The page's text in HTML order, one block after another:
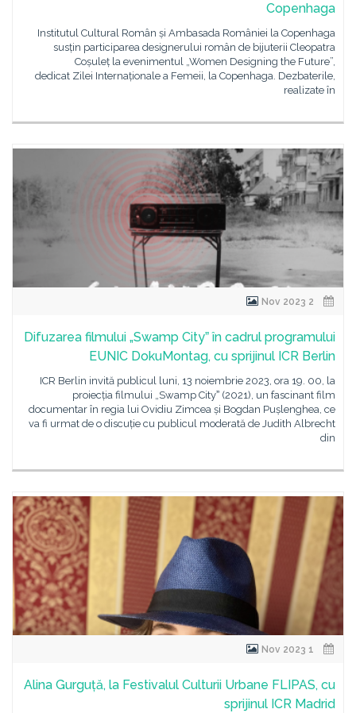
Copenhaga
Institutul Cultural Român și Ambasada României la Copenhaga
susțin participarea designerului român de bijuterii Cleopatra
Coșuleț la evenimentul „Women Designing the Future”,
dedicat Zilei Internaționale a Femeii, la Copenhaga. Dezbaterile,
realizate în
Difuzarea filmului „Swamp Cityˮ în cadrul programului
EUNIC DokuMontag, cu sprijinul ICR Berlin
ICR Berlin invită publicul luni, 13 noiembrie 2023, ora 19. 00, la
proiecția filmului „Swamp Cityˮ (2021), un fascinant film
documentar în regia lui Ovidiu Zimcea și Bogdan Pușlenghea, ce
va fi urmat de o discuție cu publicul moderată de Judith Albrecht
din
Alina Gurguță, la Festivalul Culturii Urbane FLIPAS, cu
sprijinul ICR Madrid